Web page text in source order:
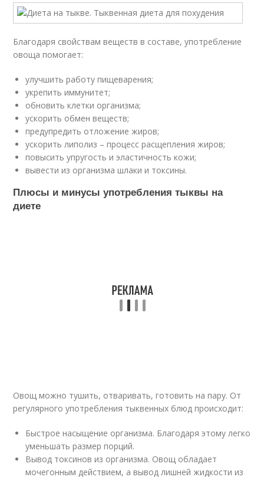
Благодаря свойствам веществ в составе, употребление
овоща помогает:
улучшить работу пищеварения;
укрепить иммунитет;
обновить клетки организма;
ускорить обмен веществ;
предупредить отложение жиров;
ускорить липолиз – процесс расщепления жиров;
повысить упругость и эластичность кожи;
вывести из организма шлаки и токсины.
Плюсы и минусы употребления тыквы на
диете
Овощ можно тушить, отваривать, готовить на пару. От
регулярного употребления тыквенных блюд происходит:
Быстрое насыщение организма. Благодаря этому легко
уменьшать размер порций.
Вывод токсинов из организма. Овощ обладает
мочегонным действием, а вывод лишней жидкости из